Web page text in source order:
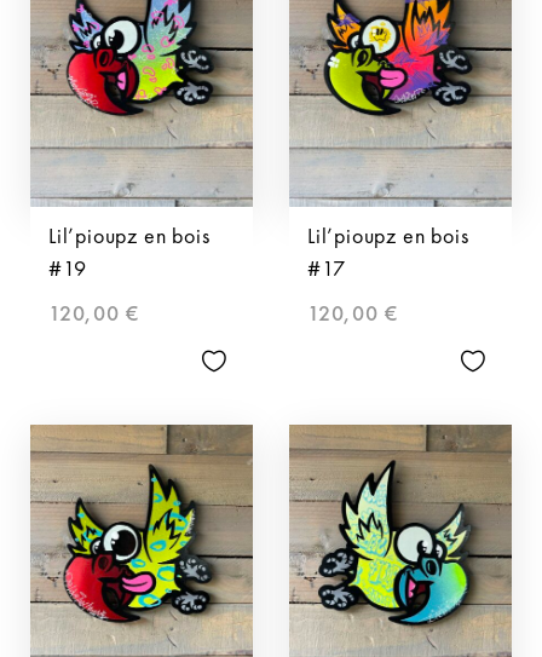
Lil’pioupz en bois
#19
120,00 €
Lil’pioupz en bois
#17
120,00 €